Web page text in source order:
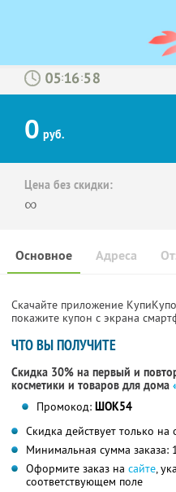
: :
0 руб.
Цена без скидки:
∞
Основное Адреса
Скачайте приложение
покажите купон с экрана
ЧТО ВЫ ПОЛУЧИТЕ
Скидка 30% на первый и
косметики и товаров для дома
Промокод: ШОК54
Скидка действует только на
Минимальная сумма заказа:
Оформите заказ на сайте,
соответствующем поле